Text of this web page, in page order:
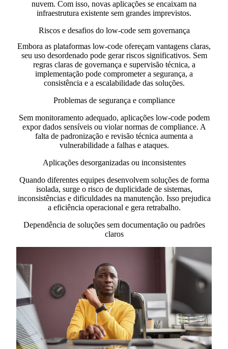
nuvem. Com isso, novas aplicações se encaixam na
infraestrutura existente sem grandes imprevistos.
Riscos e desafios do low-code sem governança
Embora as plataformas low-code ofereçam vantagens claras,
seu uso desordenado pode gerar riscos significativos. Sem
regras claras de governança e supervisão técnica, a
implementação pode comprometer a segurança, a
consistência e a escalabilidade das soluções.
Problemas de segurança e compliance
Sem monitoramento adequado, aplicações low-code podem
expor dados sensíveis ou violar normas de compliance. A
falta de padronização e revisão técnica aumenta a
vulnerabilidade a falhas e ataques.
Aplicações desorganizadas ou inconsistentes
Quando diferentes equipes desenvolvem soluções de forma
isolada, surge o risco de duplicidade de sistemas,
inconsistências e dificuldades na manutenção. Isso prejudica
a eficiência operacional e gera retrabalho.
Dependência de soluções sem documentação ou padrões
claros